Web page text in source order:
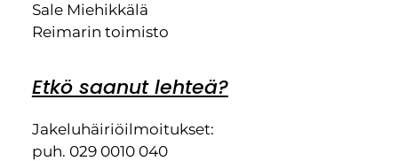
Sale Miehikkälä
Reimarin toimisto
Etkö saanut lehteä?
Jakeluhäiriöilmoitukset:
puh. 029 0010 040